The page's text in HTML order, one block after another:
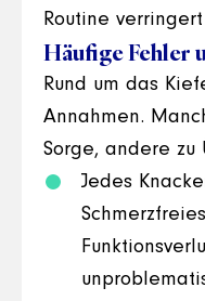
Routine
Häufige Fehler
Rund um das
Annahmen.
Sorge, andere zu
Jedes